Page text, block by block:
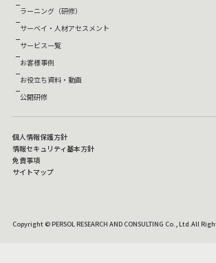
ラーニング（研修）
サーベイ・人材アセスメント
サービス一覧
お客様事例
お役立ち資料・動画
公開研修
Copyright © PERSOL RESEARCH AND CONSULTING Co., Ltd.All
個人情報保護方針
情報セキュリティ基本方針
免責事項
サイトマップ